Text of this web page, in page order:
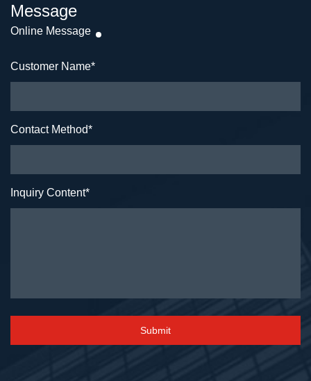
Message
Online Message
Customer Name*
Contact Method*
Inquiry Content*
Submit